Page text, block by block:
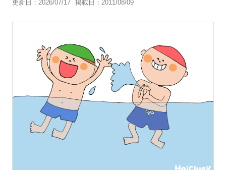
更新日：2026/07/17 掲載日：2011/08/09